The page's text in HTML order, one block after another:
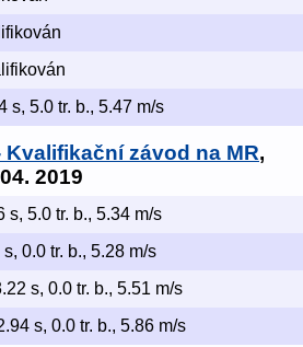
s, 5.0 tr. b., 5.47 m/s
Kvalifikační závod na MR,
2019
s, 5.0 tr. b., 5.34 m/s
0.0 tr. b., 5.28 m/s
s, 0.0 tr. b., 5.51 m/s
s, 0.0 tr. b., 5.86 m/s